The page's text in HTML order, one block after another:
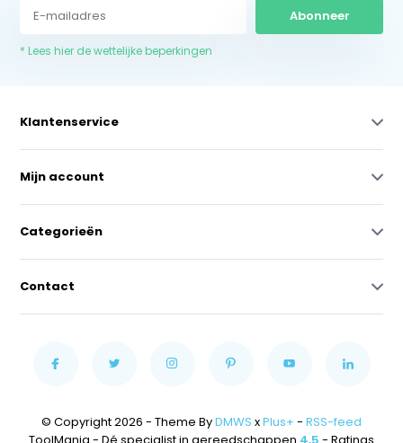
Abonneer
* Lees hier de wettelijke beperkingen
Klantenservice
Mijn account
Categorieën
Contact
© Copyright 2026 - Theme ByDMWS xPlus+ - RSS-feed
ToolMania - Dé specialist in gereedschappen 4,5 - Ratings